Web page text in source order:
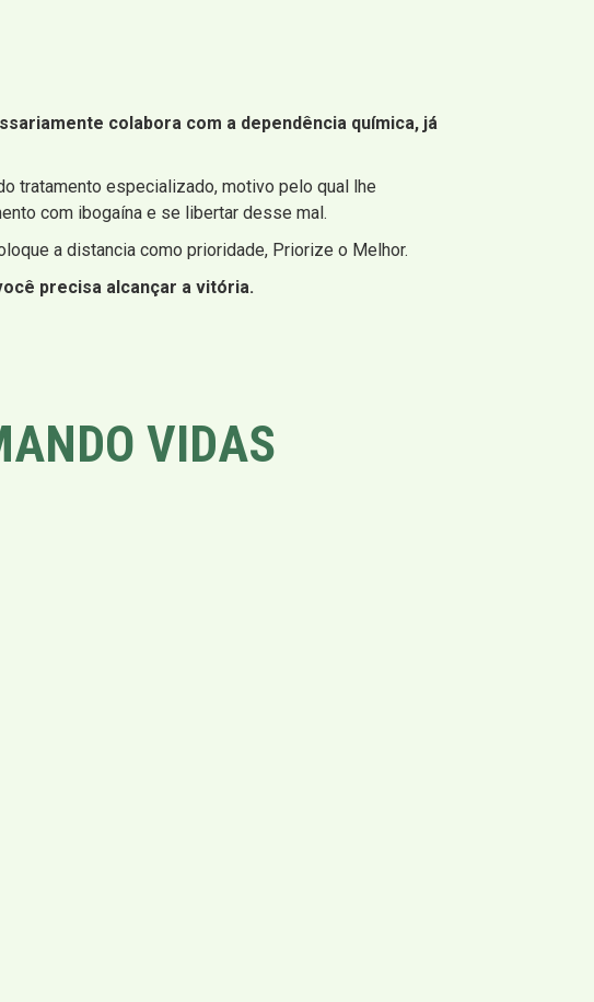
colabora com a dependência química, já
tratamento especializado, motivo pelo qual lhe
com ibogaína e se libertar desse mal.
a distancia como prioridade, Priorize o Melhor.
precisa alcançar a vitória.
VIDAS